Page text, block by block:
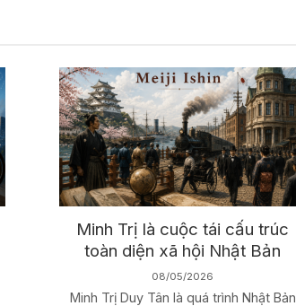
Minh Trị là cuộc tái cấu trúc
toàn diện xã hội Nhật Bản
08/05/2026
Minh Trị Duy Tân là quá trình Nhật Bản